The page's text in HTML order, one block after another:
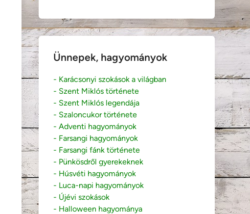
Ünnepek, hagyományok
- Karácsonyi szokások a világban
- Szent Miklós története
- Szent Miklós legendája
- Szaloncukor története
- Adventi hagyományok
- Farsangi hagyományok
- Farsangi fánk története
- Pünkösdről gyerekeknek
- Húsvéti hagyományok
- Luca-napi hagyományok
- Újévi szokások
- Halloween hagyománya